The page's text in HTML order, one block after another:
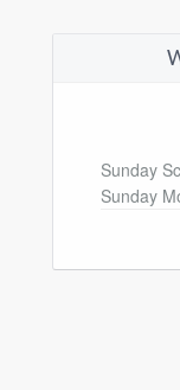
Sunday
Sunday